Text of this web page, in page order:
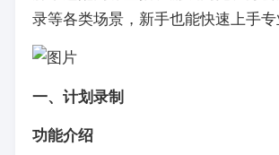
录等各类场景，新手也能快速上手专
一、计划录制
功能介绍